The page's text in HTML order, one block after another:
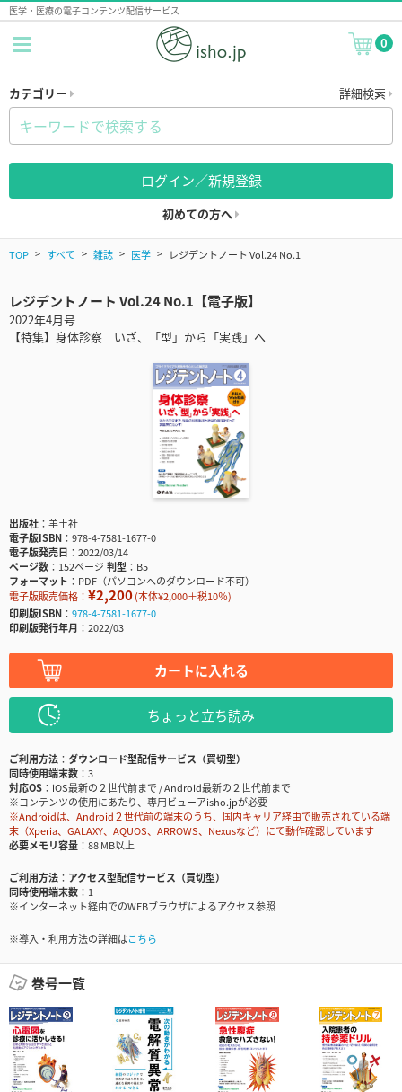
医学・医療の電子コンテンツ配信サービス
0
カテゴリー 詳細検索
ログイン／新規登録
初めての方へ
TOP すべて 雑誌 医学 レジデントノート Vol.24 No.1
レジデントノート Vol.24 No.1【電子版】
2022年4月号
【特集】身体診察 いざ、「型」から「実践」へ
出版社
羊土社
電子版ISBN
978-4-7581-1677-0
電子版発売日
2022/03/14
ページ数
152ページ判型
B5
フォーマット
PDF（パソコンへのダウンロード不可）
電子版販売価格： ¥2,200(本体¥2,000＋税10％)
印刷版ISBN
978-4-7581-1677-0
印刷版発行年月
2022/03
カートに入れる
ちょっと立ち読み
ご利用方法
ダウンロード型配信サービス（買切型）
同時使用端末数
3
対応OS
iOS最新の２世代前まで / Android最新の２世代前まで
※コンテンツの使用にあたり、専用ビューアisho.jpが必要
※Androidは、Android２世代前の端末のうち、国内キャリア経由で販売されている端
末（Xperia、GALAXY、AQUOS、ARROWS、Nexusなど）にて動作確認しています
必要メモリ容量
88 MB以上
ご利用方法
アクセス型配信サービス（買切型）
同時使用端末数
1
※インターネット経由でのWEBブラウザによるアクセス参照
※導入・利用方法の詳細はこちら
巻号一覧